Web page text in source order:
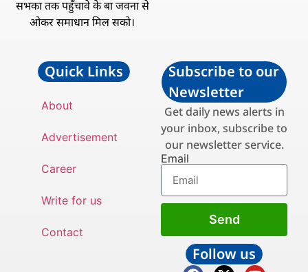
सभका तक पहुँचावे के बा जवना से
ओकर समाधान मिल सको।
Quick Links
About
Advertisement
Career
Write for us
Contact
Subscribe to our
Newsletter
Get daily news alerts in
your inbox, subscribe to
our newsletter service.
Email
Send
Follow us